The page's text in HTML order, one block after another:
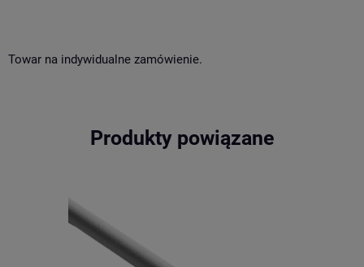
Towar na indywidualne zamówienie.
Produkty powiązane